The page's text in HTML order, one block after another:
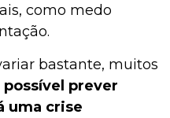
como medo
bastante, muitos
possível prever
uma crise